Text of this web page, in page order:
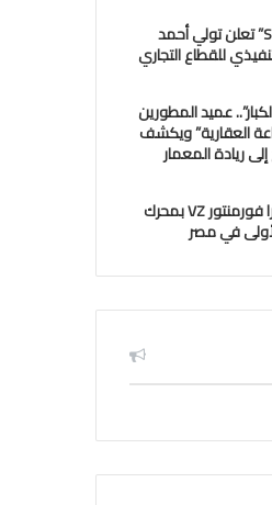
شركة “Scope Developments” تعلن تولي أحمد
للقطاع التجاري
عميد المطورين
العقارية” ويكشف
ريادة المعمار
“كيان إيچيبت ” تَطرح الطراز كوبرا فورمنتور VZ بمحرك